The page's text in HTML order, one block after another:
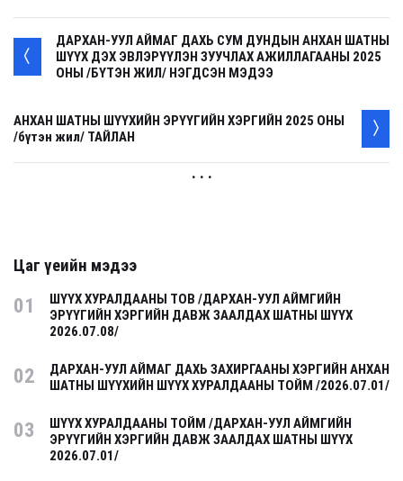
ДАРХАН-УУЛ АЙМАГ ДАХЬ СУМ ДУНДЫН АНХАН ШАТНЫ
ШҮҮХ ДЭХ ЭВЛЭРҮҮЛЭН ЗУУЧЛАХ АЖИЛЛАГААНЫ 2025
ОНЫ /БҮТЭН ЖИЛ/ НЭГДСЭН МЭДЭЭ
АНХАН ШАТНЫ ШҮҮХИЙН ЭРҮҮГИЙН ХЭРГИЙН 2025 ОНЫ
/бүтэн жил/ ТАЙЛАН
. . .
Цаг үеийн мэдээ
01
ШҮҮХ ХУРАЛДААНЫ ТОВ /ДАРХАН-УУЛ АЙМГИЙН
ЭРҮҮГИЙН ХЭРГИЙН ДАВЖ ЗААЛДАХ ШАТНЫ ШҮҮХ
2026.07.08/
02
ДАРХАН-УУЛ АЙМАГ ДАХЬ ЗАХИРГААНЫ ХЭРГИЙН АНХАН
ШАТНЫ ШҮҮХИЙН ШҮҮХ ХУРАЛДААНЫ ТОЙМ /2026.07.01/
03
ШҮҮХ ХУРАЛДААНЫ ТОЙМ /ДАРХАН-УУЛ АЙМГИЙН
ЭРҮҮГИЙН ХЭРГИЙН ДАВЖ ЗААЛДАХ ШАТНЫ ШҮҮХ
2026.07.01/